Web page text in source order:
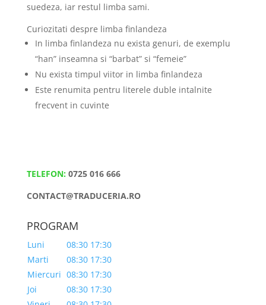
suedeza, iar restul limba sami.
Curiozitati despre limba finlandeza
In limba finlandeza nu exista genuri, de exemplu
“han” inseamna si “barbat” si “femeie”
Nu exista timpul viitor in limba finlandeza
Este renumita pentru literele duble intalnite
frecvent in cuvinte
TELEFON: 0725 016 666
CONTACT@TRADUCERIA.RO
PROGRAM
Luni
08:30 17:30
Marti
08:30 17:30
Miercuri 08:30 17:30
Joi
08:30 17:30